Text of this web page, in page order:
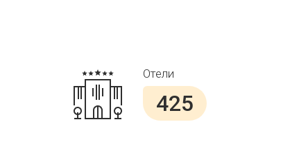
Отели
425